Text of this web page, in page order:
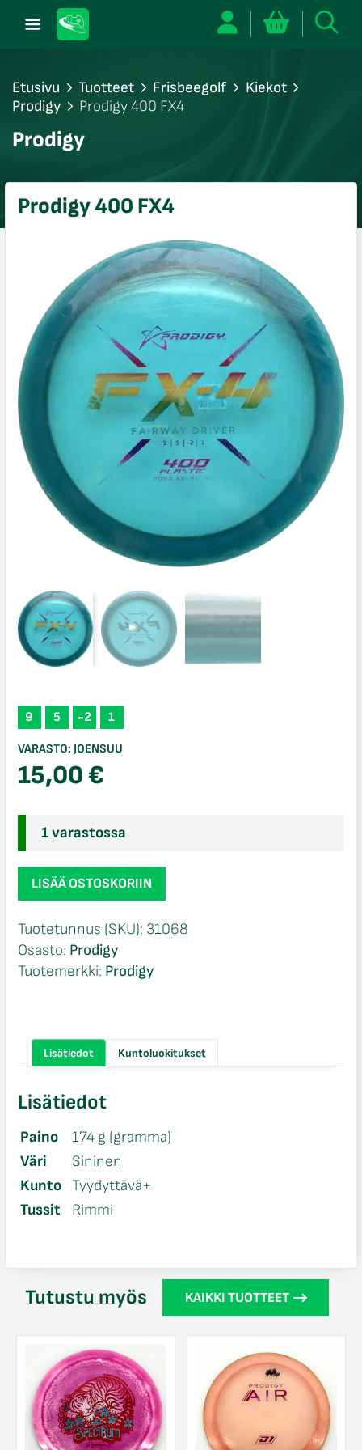
Etusivu Tuotteet Frisbeegolf
Kiekot
Prodigy
Prodigy 400 FX4
Prodigy
Prodigy 400 FX4
9 5 -2 1
VARASTO: JOENSUU
15,00€
1 varastossa
Prodigy
400
määrä
LISÄÄ OSTOSKORIIN
Tuotetunnus (SKU): 31068
Osasto: Prodigy
Tuotemerkki: Prodigy
Lisätiedot Kuntoluokitukset
Lisätiedot
Paino
174 g (gramma)
Väri
Sininen
Kunto
Tyydyttävä+
Tussit
Rimmi
Tutustu myös KAIKKI TUOTTEET
sulje
sulje